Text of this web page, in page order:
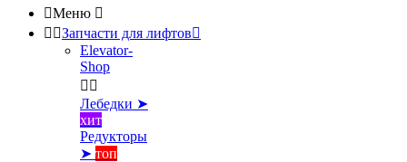
Меню 
 Запчасти для лифтов
Elevator-
Shop
 
Лебедки ➤
хит
Редукторы
➤ топ